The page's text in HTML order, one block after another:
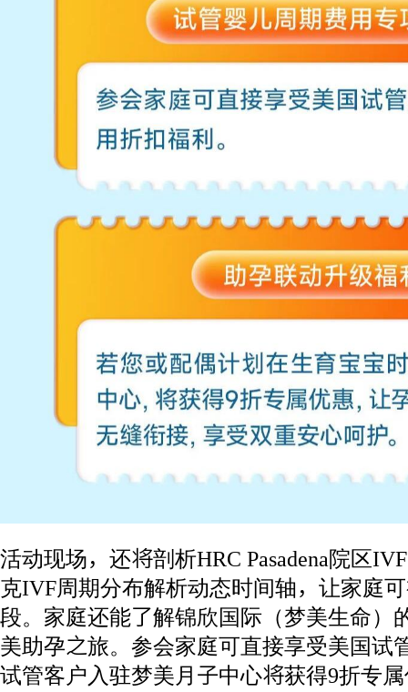
活动现场，还将剖析HRC Pasadena院区
克IVF周期分布解析动态时间轴，让家庭
段。家庭还能了解锦欣国际（梦美生命）
美助孕之旅。参会家庭可直接享受美国试
试管客户入驻梦美月子中心将获得9折专